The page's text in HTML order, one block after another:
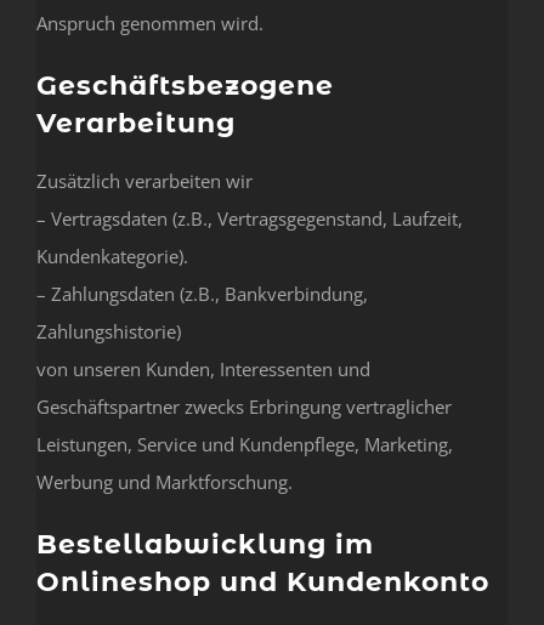
Anspruch genommen wird.
Geschäftsbezogene
Verarbeitung
Zusätzlich verarbeiten wir
– Vertragsdaten (z.B., Vertragsgegenstand, Laufzeit,
Kundenkategorie).
– Zahlungsdaten (z.B., Bankverbindung,
Zahlungshistorie)
von unseren Kunden, Interessenten und
Geschäftspartner zwecks Erbringung vertraglicher
Leistungen, Service und Kundenpflege, Marketing,
Werbung und Marktforschung.
Bestellabwicklung im
Onlineshop und Kundenkonto